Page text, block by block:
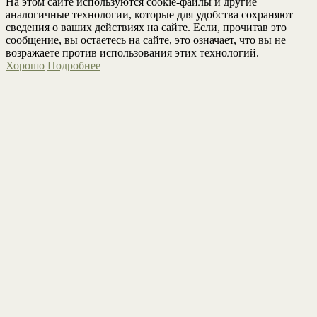
аналогичные технологии, которые для удобства сохраняют
сведения о ваших действиях на сайте. Если, прочитав это
сообщение, вы остаетесь на сайте, это означает, что вы не
возражаете против использования этих технологий.
Хорошо Подробнее